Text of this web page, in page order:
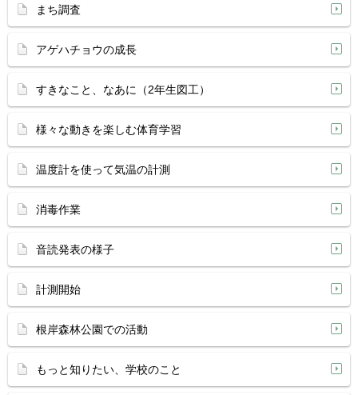
まち調査
アゲハチョウの成長
すきなこと、なあに（2年生図工）
様々な動きを楽しむ体育学習
温度計を使って気温の計測
消毒作業
音読発表の様子
計測開始
根岸森林公園での活動
もっと知りたい、学校のこと